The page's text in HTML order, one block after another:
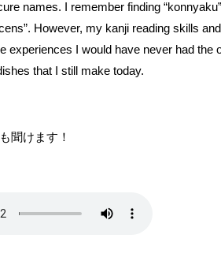
names. I remember finding
However, my kanji reading skills
experiences I would have never had the
that I still make today.
聞けます！